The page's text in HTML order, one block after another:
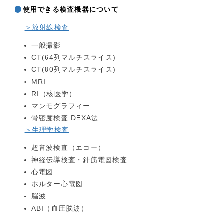
使用できる検査機器について
＞放射線検査
一般撮影
CT(64列マルチスライス)
CT(80列マルチスライス)
MRI
RI（核医学）
マンモグラフィー
骨密度検査 DEXA法
＞生理学検査
超音波検査（エコー）
神経伝導検査・針筋電図検査
心電図
ホルター心電図
脳波
ABI（血圧脳波）